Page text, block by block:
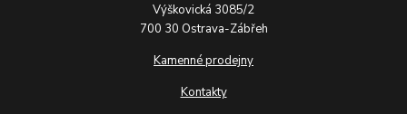
Výškovická 3085/2
700 30 Ostrava-Zábřeh
Kamenné prodejny
Kontakty